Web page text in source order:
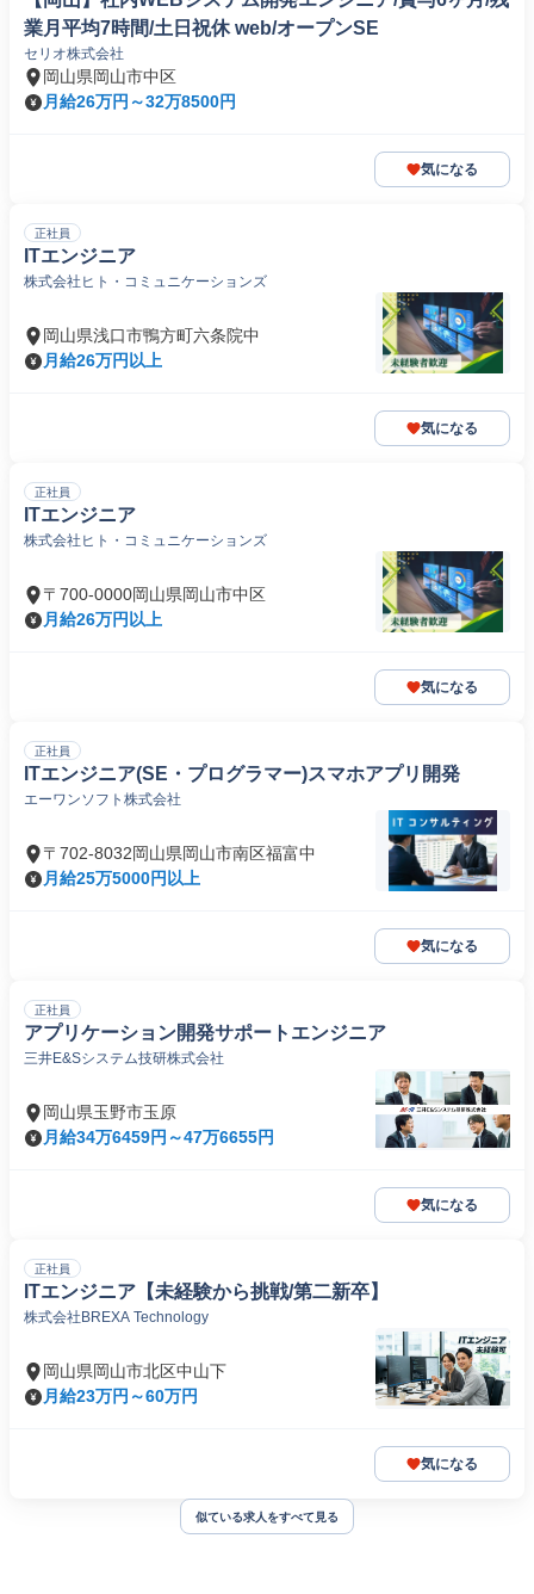
業月平均7時間/土日祝休 web/オープンSE
セリオ株式会社
岡山県岡山市中区
月給26万円～32万8500円
気になる
正社員
ITエンジニア
株式会社ヒト・コミュニケーションズ
岡山県浅口市鴨方町六条院中
月給26万円以上
気になる
正社員
ITエンジニア
株式会社ヒト・コミュニケーションズ
〒700-0000岡山県岡山市中区
月給26万円以上
気になる
正社員
ITエンジニア(SE・プログラマー)スマホアプリ開発
エーワンソフト株式会社
〒702-8032岡山県岡山市南区福富中
月給25万5000円以上
気になる
正社員
アプリケーション開発サポートエンジニア
三井E&Sシステム技研株式会社
岡山県玉野市玉原
月給34万6459円～47万6655円
気になる
正社員
ITエンジニア【未経験から挑戦/第二新卒】
株式会社BREXA Technology
岡山県岡山市北区中山下
月給23万円～60万円
気になる
似ている求人をすべて見る